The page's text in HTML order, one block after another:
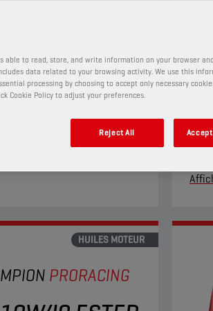
: 29152
les plus exigeantes. Sa
repousse les limites
pour
HUILES MOTEUR
PRORACING
able to read, store, and write information on your browser
data related to your browsing activity. We use this
processing by choosing to accept only necessary
Cookie Policy to adjust your preferences.
Reject All